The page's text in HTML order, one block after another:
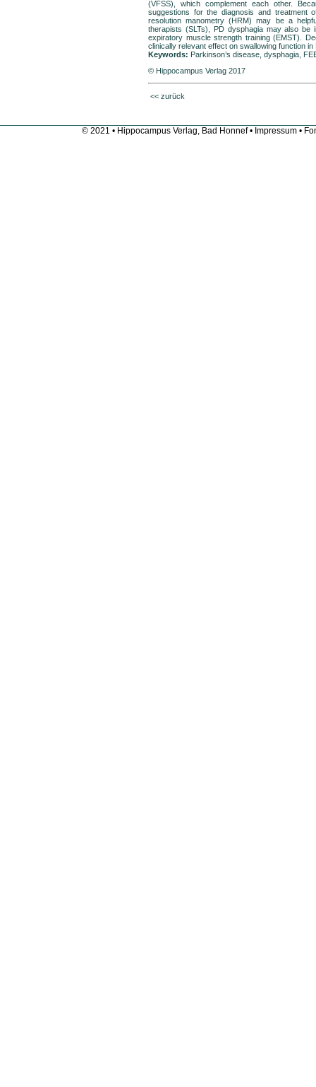
(VFSS), which complement each other.
suggestions for the diagnosis and treatment
resolution manometry (HRM) may be a
therapists (SLTs), PD dysphagia may also be
expiratory muscle strength training (EMST).
clinically relevant effect on swallowing function in
Keywords: Parkinson’s disease, dysphagia,
© Hippocampus Verlag 2017
<< zurück
© 2021 • Hippocampus Verlag, Bad Honnef • Impressum •